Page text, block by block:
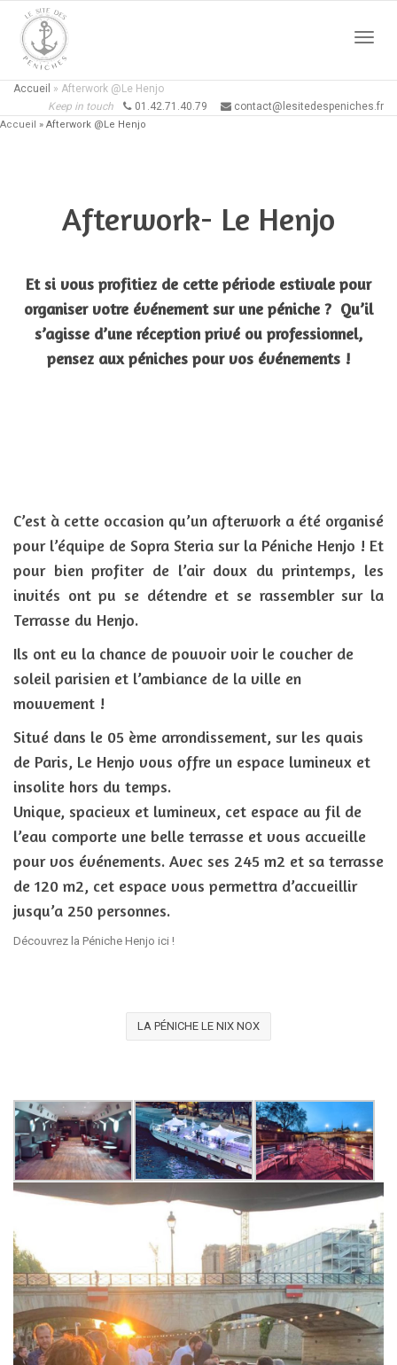
Accueil » Afterwork @Le Henjo
Keep in touch
01.42.71.40.79 contact@lesitedespeniches.fr
Accueil » Afterwork @Le Henjo
Afterwork- Le Henjo
Et si vous profitiez de cette période estivale pour
organiser votre événement sur une péniche ? Qu’il
s’agisse d’une réception privé ou professionnel,
pensez aux péniches pour vos événements !
C’est à cette occasion qu’un afterwork a été organisé
pour l’équipe de Sopra Steria sur la Péniche Henjo ! Et
pour bien profiter de l’air doux du printemps, les
invités ont pu se détendre et se rassembler sur la
Terrasse du Henjo.
Ils ont eu la chance de pouvoir voir le coucher de
soleil parisien et l’ambiance de la ville en
mouvement !
Situé dans le 05 ème arrondissement, sur les quais
de Paris, Le Henjo vous offre un espace lumineux et
insolite hors du temps.
Unique, spacieux et lumineux, cet espace au fil de
l’eau comporte une belle terrasse et vous accueille
pour vos événements. Avec ses 245 m2 et sa terrasse
de 120 m2, cet espace vous permettra d’accueillir
jusqu’a 250 personnes.
Découvrez la Péniche Henjo ici !
LA PÉNICHE LE NIX NOX